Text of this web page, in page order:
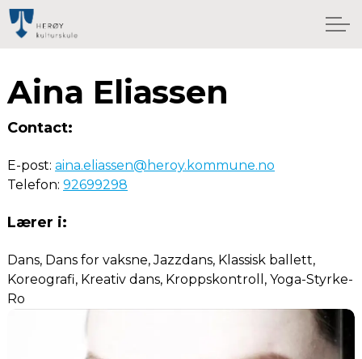
Aina Eliassen
Contact:
E-post: aina.eliassen@heroy.kommune.no
Telefon: 92699298
Lærer i:
Dans, Dans for vaksne, Jazzdans, Klassisk ballett,
Koreografi, Kreativ dans, Kroppskontroll, Yoga-Styrke-
Ro